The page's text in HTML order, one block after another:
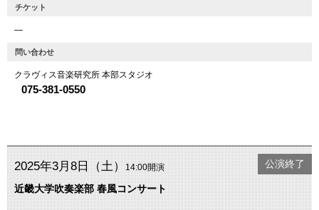
チケット
―
問い合わせ
クラヴィス音楽研究所 本部スタジオ
075-381-0550
2025年3月8日（土）14:00開演
近畿大学吹奏楽部 春風コンサート
公演終了